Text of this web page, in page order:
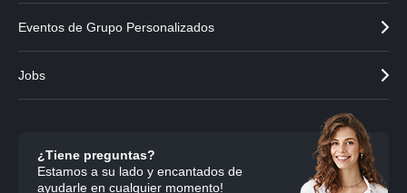
Eventos de Grupo Personalizados
Jobs
¿Tiene preguntas?
Estamos a su lado y encantados de
ayudarle en cualquier momento!